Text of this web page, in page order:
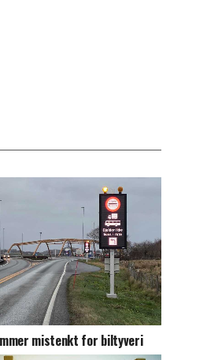
mistenkt for biltyveri